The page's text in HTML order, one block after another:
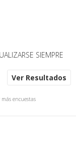
SIEMPRE
Ver Resultados
más encuestas